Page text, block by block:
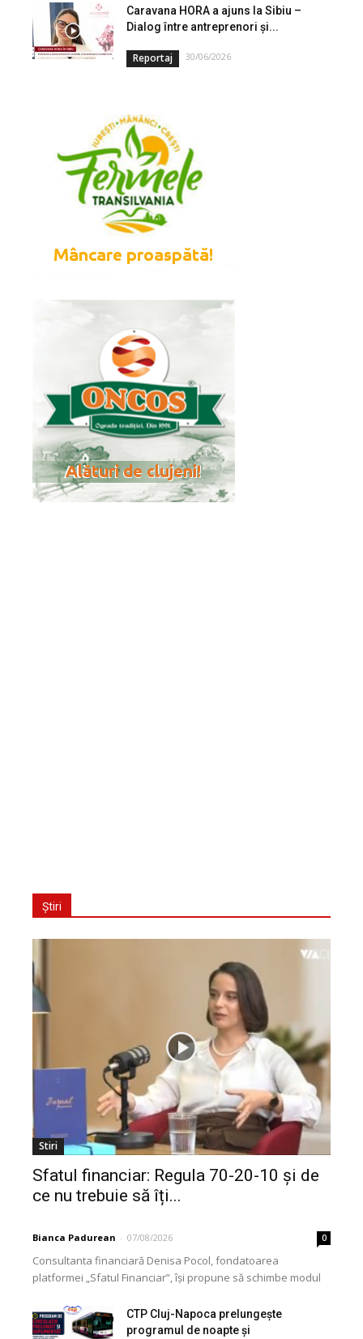
Caravana HORA a ajuns la Sibiu –
Dialog între antreprenori și...
Reportaj 30/06/2026
Știri
Stiri
Sfatul financiar: Regula 70-20-10 și de
ce nu trebuie să îți...
Bianca Padurean - 07/08/2026 0
Consultanta financiară Denisa Pocol, fondatoarea
platformei „Sfatul Financiar”, își propune să schimbe modul
de peste...
CTP Cluj-Napoca prelungește
programul de noapte și